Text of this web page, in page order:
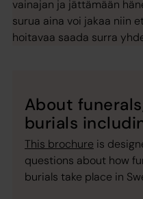
vainajan ja jättämään
surua aina voi jakaa niin
hoitavaa saada surra
About
burials
This brochure is
questions about how
burials take place in